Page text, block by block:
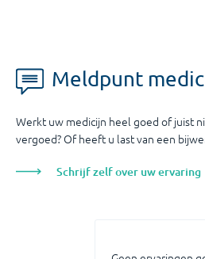
Meldpunt
Werkt uw medicijn heel goed of juist
vergoed? Of heeft u last van een
Schrijf zelf over uw ervaring